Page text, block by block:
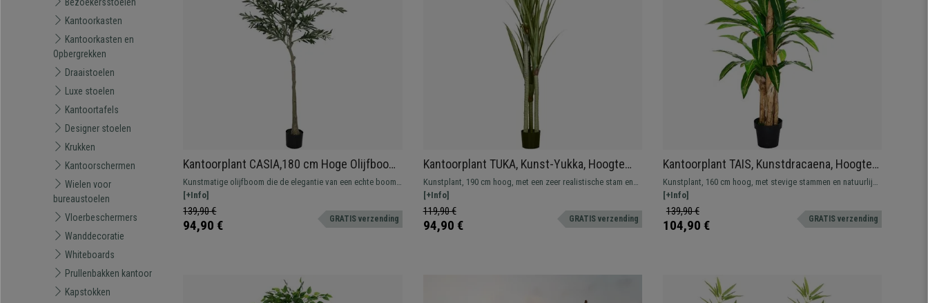
Kantoorkasten
Kantoorkasten en
Opbergrekken
Draaistoelen
Luxe stoelen
Kantoortafels
Designer stoelen
Krukken
Kantoorschermen
Wielen voor
bureaustoelen
Vloerbeschermers
Wanddecoratie
Whiteboards
Prullenbakken kantoor
Kapstokken
Kantoorplant CASIA,180 cm Hoge Olijfboom,
met Bladeren en Olijven, Groen
Kunstmatige olijfboom die de elegantie van een echte boom
nabootst. Realistisch uiterlijk met weelderige bladeren en
olijven, een realistische stam en nepmos en -gras.
[+Info]
139,90 €
94,90 € GRATIS verzending
Kantoorplant TUKA, Kunst-Yukka, Hoogte
190 cm, Inclusief Pot
Kunstplant, 190 cm hoog, met een zeer realistische stam en
bladeren. Ideaal voor een kantoor of studeerkamer.
[+Info]
119,90 €
94,90 € GRATIS verzending
Kantoorplant TAIS, Kunstdracaena, Hoogte
160 cm, Inclusief Pot
Kunstplant, 160 cm hoog, met stevige stammen en natuurlijk
ogende bladeren. Ideaal voor op kantoor of thuis.
[+Info]
139,90 €
104,90 € GRATIS verzending